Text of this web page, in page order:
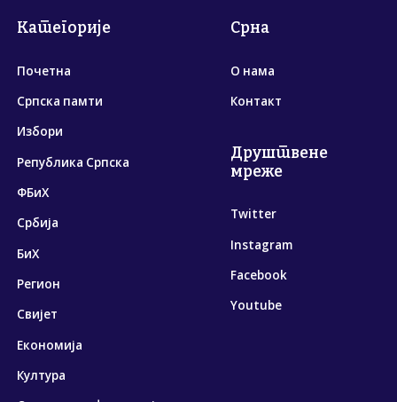
Категорије
Почетна
Српска памти
Избори
Република Српска
ФБиХ
Србија
БиХ
Регион
Свијет
Економија
Култура
Срна
О нама
Контакт
Друштвене
мреже
Twitter
Instagram
Facebook
Youtube